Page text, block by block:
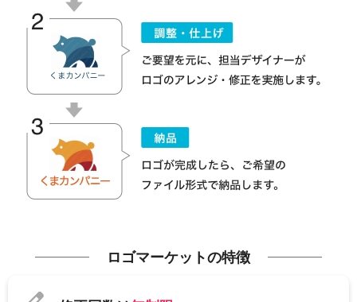
ロゴマーケットの特徴